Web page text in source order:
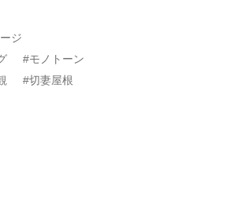
ジ
#モノトーン
#切妻屋根